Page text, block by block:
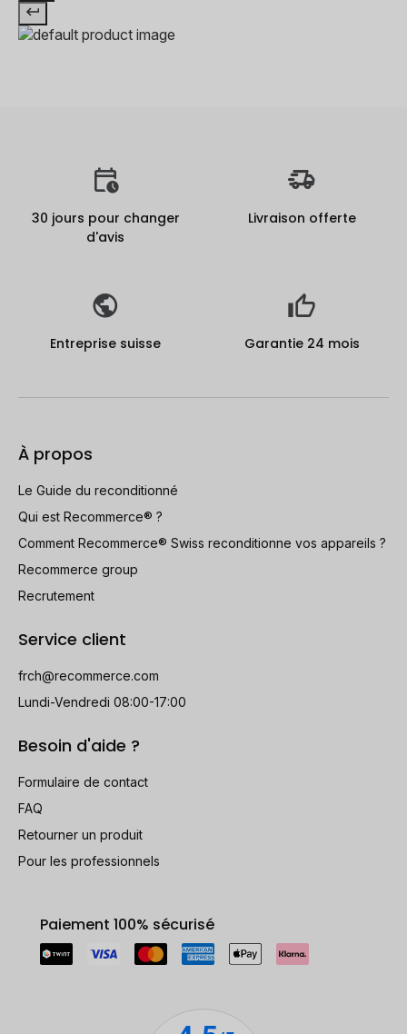
30 jours pour changer
d'avis
Livraison offerte
Entreprise suisse Garantie 24 mois
À propos
Le Guide du reconditionné
Qui est Recommerce® ?
Comment Recommerce® Swiss reconditionne vos appareils ?
Recommerce group
Recrutement
Service client
frch@recommerce.com
Lundi-Vendredi 08:00-17:00
Besoin d'aide ?
Formulaire de contact
FAQ
Retourner un produit
Pour les professionnels
Paiement 100% sécurisé